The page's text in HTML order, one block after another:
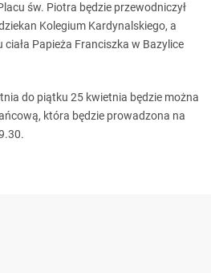
św. Piotra będzie przewodniczył
Kolegium Kardynalskiego, a
ciała Papieża Franciszka w Bazylice
do piątku 25 kwietnia będzie można
która będzie prowadzona na